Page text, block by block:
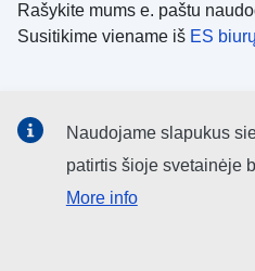
Rašykite mums e. paštu
Susitikime viename iš ES biurų
socialinių tinklų kanalai
Naudojame slapukus
patirtis šioje svetainėje
More info